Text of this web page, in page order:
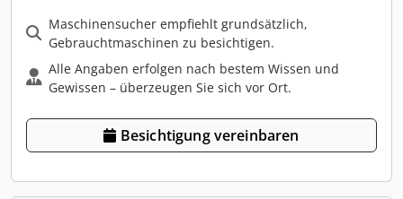
Maschinensucher empfiehlt grundsätzlich,
Gebrauchtmaschinen zu besichtigen.
Alle Angaben erfolgen nach bestem Wissen und
Gewissen – überzeugen Sie sich vor Ort.
Besichtigung vereinbaren